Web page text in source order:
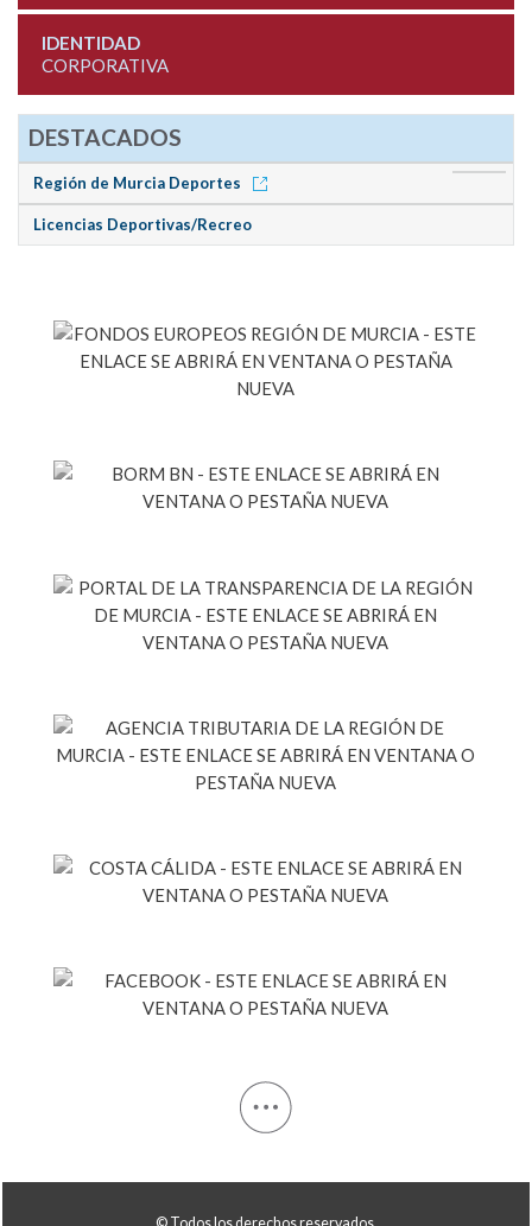
IDENTIDAD
CORPORATIVA
DESTACADOS
Región de Murcia Deportes
Licencias Deportivas/Recreo